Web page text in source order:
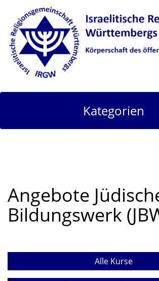
Kategorien
Angebote
Bildungswerk
Alle Kurse